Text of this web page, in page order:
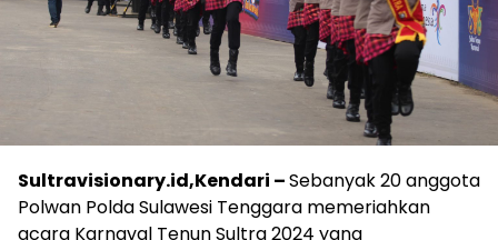
Sultravisionary.id,Kendari –Sebanyak 20 anggota
Polwan Polda Sulawesi Tenggara memeriahkan
acara Karnaval Tenun Sultra 2024 yang